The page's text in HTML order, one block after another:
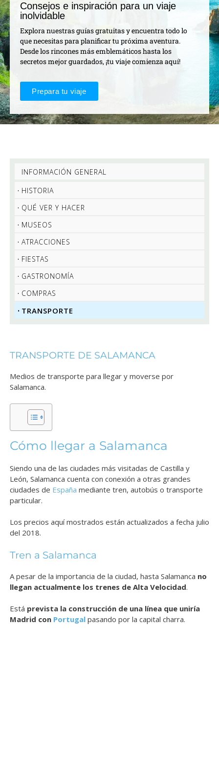
Consejos e inspiración para un viaje
inolvidable
Explora nuestras guías gratuitas y encuentra todo lo
que necesitas para planificar tu próxima aventura.
Desde los rincones más emblemáticos hasta los
secretos mejor guardados, ¡tu viaje comienza aquí!
Prepara tu viaje
INFORMACIÓN GENERAL
HISTORIA
QUÉ VER Y HACER
MUSEOS
ATRACCIONES
FIESTAS
GASTRONOMÍA
COMPRAS
TRANSPORTE
TRANSPORTE DE SALAMANCA
Medios de transporte para llegar y moverse por
Salamanca.
Cómo llegar a Salamanca
Siendo una de las ciudades más visitadas de Castilla y
León, Salamanca cuenta con conexión a otras grandes
ciudades de España mediante tren, autobús o transporte
particular.
Los precios aquí mostrados están actualizados a fecha julio
del 2018.
Tren a Salamanca
A pesar de la importancia de la ciudad, hasta Salamanca no
llegan actualmente los trenes de Alta Velocidad.
Está prevista la construcción de una línea que uniría
Madrid con Portugal pasando por la capital charra.